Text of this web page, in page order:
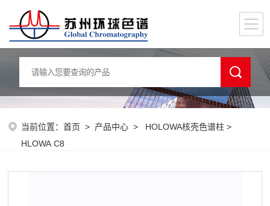
当前位置：首页 > 产品中心 > HOLOWA核壳色谱柱 >
HLOWA C8